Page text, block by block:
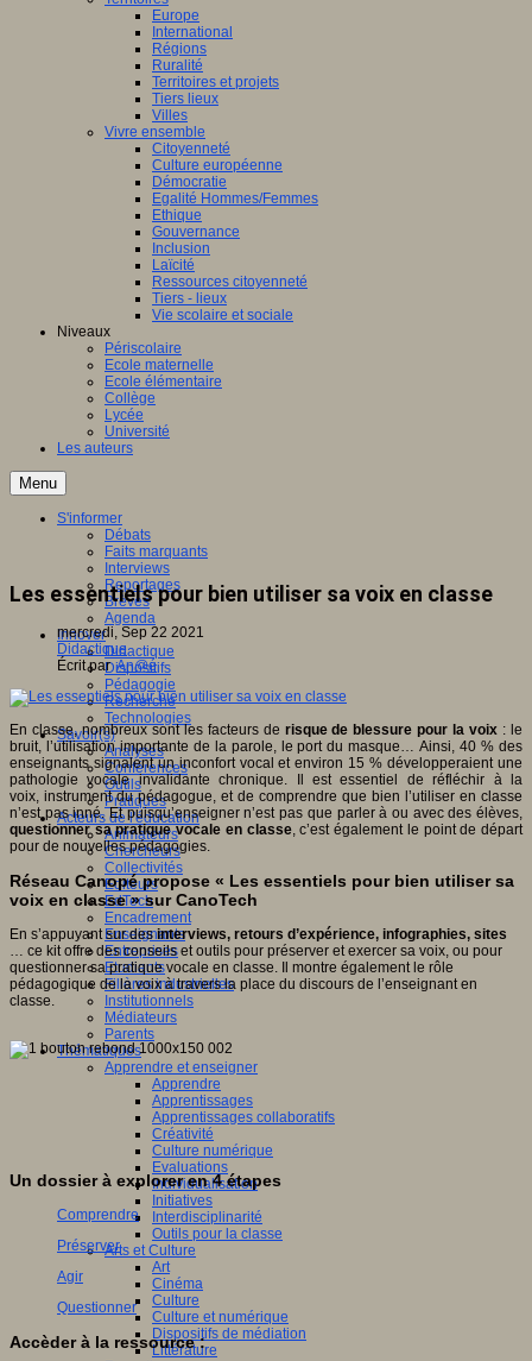
Europe
International
Régions
Ruralité
Territoires et projets
Tiers lieux
Villes
Vivre ensemble
Citoyenneté
Culture européenne
Démocratie
Egalité Hommes/Femmes
Ethique
Gouvernance
Inclusion
Laïcité
Ressources citoyenneté
Tiers - lieux
Vie scolaire et sociale
Niveaux
Périscolaire
Ecole maternelle
Ecole élémentaire
Collège
Lycée
Université
Les auteurs
Menu
S'informer
Débats
Faits marquants
Interviews
Reportages
Brèves
Agenda
Innover
Didactique
Dispositifs
Pédagogie
Recherche
Technologies
Savoir(s)
Analyses
Conférences
Outils
Pratiques
Acteurs de l'éducation
Animateurs
Chercheurs
Collectivités
Editeurs
EdTech
Encadrement
Enseignants
Entreprises
Etudiants
Filières industrielles
Institutionnels
Médiateurs
Parents
Thématiques
Apprendre et enseigner
Apprendre
Apprentissages
Apprentissages collaboratifs
Créativité
Culture numérique
Evaluations
Individualisation
Initiatives
Interdisciplinarité
Outils pour la classe
Arts et Culture
Art
Cinéma
Culture
Culture et numérique
Dispositifs de médiation
Littérature
Les essentiels pour bien utiliser sa voix en classe
mercredi, Sep 22 2021
Didactique
Écrit parAn@é
En classe, nombreux sont les facteurs de risque de blessure pour la voix : le
bruit, l’utilisation importante de la parole, le port du masque… Ainsi, 40 % des
enseignants signalent un inconfort vocal et environ 15 % développeraient une
pathologie vocale invalidante chronique. Il est essentiel de réfléchir à la
voix, instrument du pédagogue, et de comprendre que bien l’utiliser en classe
n’est pas inné. Et puisqu’enseigner n’est pas que parler à ou avec des élèves,
questionner sa pratique vocale en classe, c’est également le point de départ
pour de nouvelles pédagogies.
Réseau Canopé propose « Les essentiels pour bien utiliser sa
voix en classe » sur CanoTech
En s’appuyant sur desinterviews, retours d’expérience, infographies, sites
… ce kit offre des conseils et outils pour préserver et exercer sa voix, ou pour
questionner sa pratique vocale en classe. Il montre également le rôle
pédagogique de la voix à travers la place du discours de l’enseignant en
classe.
Un dossier à explorer en 4 étapes
Comprendre
Préserver
Agir
Questionner
Accèder à la ressource :